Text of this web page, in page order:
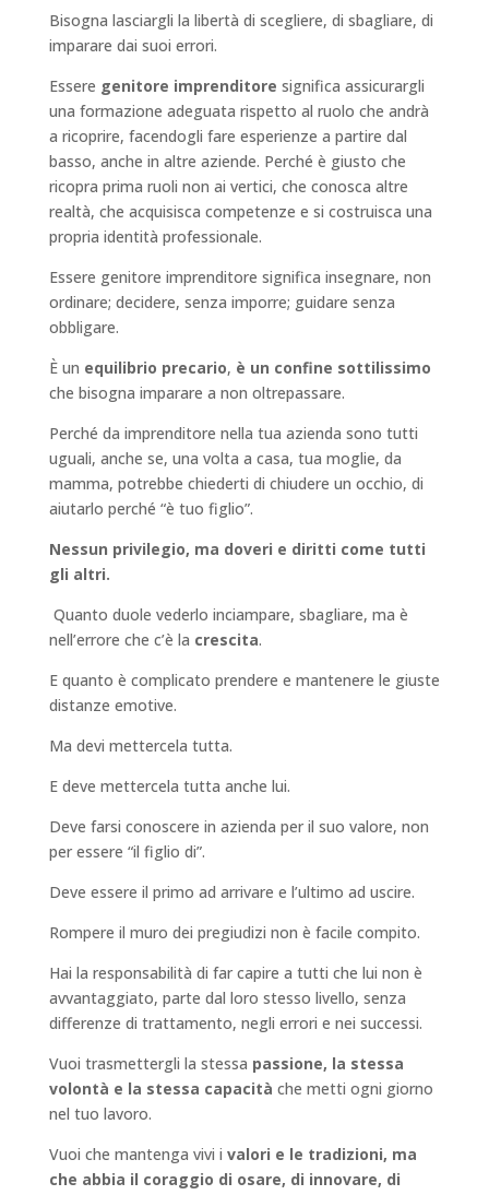
Bisogna lasciargli la libertà di scegliere, di sbagliare, di
imparare dai suoi errori.
Essere genitore imprenditore significa assicurargli
una formazione adeguata rispetto al ruolo che andrà
a ricoprire, facendogli fare esperienze a partire dal
basso, anche in altre aziende. Perché è giusto che
ricopra prima ruoli non ai vertici, che conosca altre
realtà, che acquisisca competenze e si costruisca una
propria identità professionale.
Essere genitore imprenditore significa insegnare, non
ordinare; decidere, senza imporre; guidare senza
obbligare.
È un equilibrio precario, è un confine sottilissimo
che bisogna imparare a non oltrepassare.
Perché da imprenditore nella tua azienda sono tutti
uguali, anche se, una volta a casa, tua moglie, da
mamma, potrebbe chiederti di chiudere un occhio, di
aiutarlo perché “è tuo figlio”.
Nessun privilegio, ma doveri e diritti come tutti
gli altri.
Quanto duole vederlo inciampare, sbagliare, ma è
nell’errore che c’è la crescita.
E quanto è complicato prendere e mantenere le giuste
distanze emotive.
Ma devi mettercela tutta.
E deve mettercela tutta anche lui.
Deve farsi conoscere in azienda per il suo valore, non
per essere “il figlio di”.
Deve essere il primo ad arrivare e l’ultimo ad uscire.
Rompere il muro dei pregiudizi non è facile compito.
Hai la responsabilità di far capire a tutti che lui non è
avvantaggiato, parte dal loro stesso livello, senza
differenze di trattamento, negli errori e nei successi.
Vuoi trasmettergli la stessa passione, la stessa
volontà e la stessa capacità che metti ogni giorno
nel tuo lavoro.
Vuoi che mantenga vivi i valori e le tradizioni, ma
che abbia il coraggio di osare, di innovare, di